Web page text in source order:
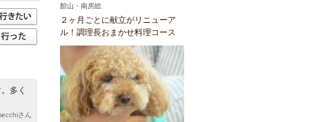
多く
さん
館山・南房総
２ヶ月ごとに献立がリニューア
ル！調理長おまかせ料理コース